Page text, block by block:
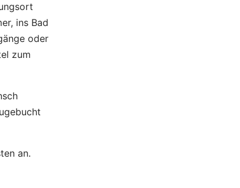
ins Bad
oder
zum
an.